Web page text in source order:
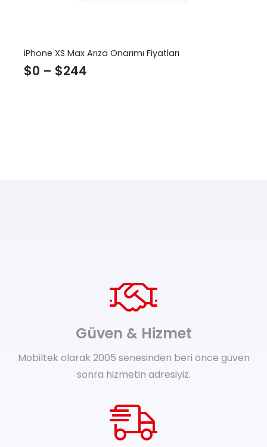
iPhone XS Max Arıza Onarımı Fiyatları
$0 – $244
Güven & Hizmet
Mobiltek olarak 2005 senesinden beri önce güven
sonra hizmetin adresiyiz.